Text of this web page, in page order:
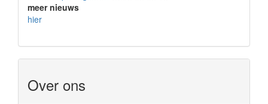
meer nieuws
hier
Over ons